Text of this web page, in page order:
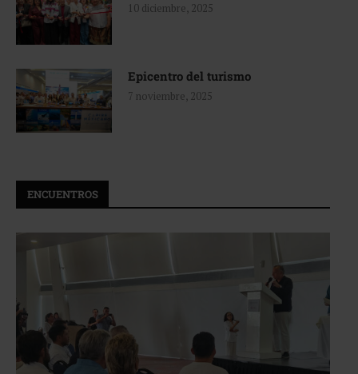
10 diciembre, 2025
Epicentro del turismo
7 noviembre, 2025
ENCUENTROS